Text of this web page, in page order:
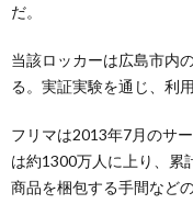
だ。
当該ロッカーは広島市内
る。実証実験を通じ、利
フリマは2013年7月のサ
は約1300万人に上り、累
商品を梱包する手間など